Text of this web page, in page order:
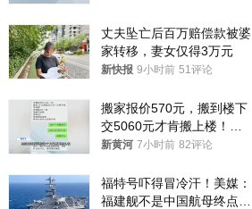
丈夫坠亡后百万赔偿款被婆
家转移，妻女仅得3万元
新快报 9小时前 51评论
搬家报价570元，搬到楼下
交5060元才肯搬上楼！女
子傻眼了……
新黄河 7小时前 82评论
福特号吓得冒冷汗！美媒：
福建舰不是中国航母终点，